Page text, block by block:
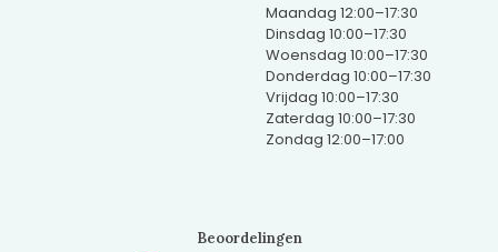
Maandag 12:00–17:30
Dinsdag 10:00–17:30
Woensdag 10:00–17:30
Donderdag 10:00–17:30
Vrijdag 10:00–17:30
Zaterdag 10:00–17:30
Zondag 12:00–17:00
Beoordelingen